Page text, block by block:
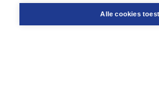
Alle cookies